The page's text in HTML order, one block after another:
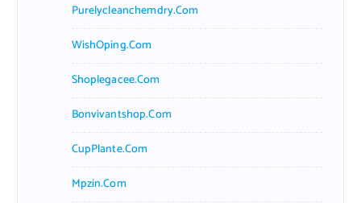
Purelycleanchemdry.com
WishOping.com
Shoplegacee.com
Bonvivantshop.com
CupPlante.com
Mpzin.com